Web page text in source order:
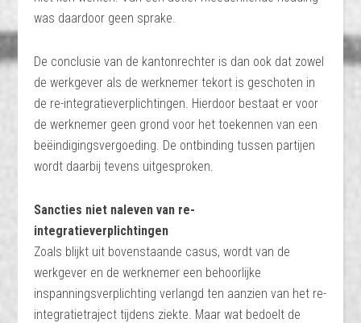
was daardoor geen sprake.
De conclusie van de kantonrechter is dan ook dat zowel
de werkgever als de werknemer tekort is geschoten in
de re-integratieverplichtingen. Hierdoor bestaat er voor
de werknemer geen grond voor het toekennen van een
beëindigingsvergoeding. De ontbinding tussen partijen
wordt daarbij tevens uitgesproken.
Sancties niet naleven van re-
integratieverplichtingen
Zoals blijkt uit bovenstaande casus, wordt van de
werkgever en de werknemer een behoorlijke
inspanningsverplichting verlangd ten aanzien van het re-
integratietraject tijdens ziekte. Maar wat bedoelt de